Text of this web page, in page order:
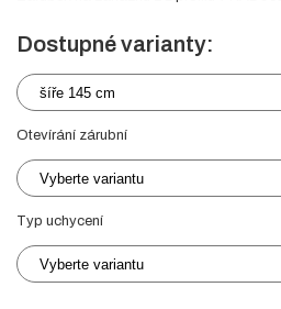
Dostupné varianty:
šíře 145 cm
Otevírání zárubní
Vyberte variantu
Typ uchycení
Vyberte variantu